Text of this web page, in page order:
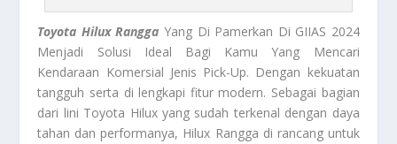
Toyota Hilux Rangga Yang Di Pamerkan Di GIIAS 2024
Menjadi Solusi Ideal Bagi Kamu Yang Mencari
Kendaraan Komersial Jenis Pick-Up. Dengan kekuatan
tangguh serta di lengkapi fitur modern. Sebagai bagian
dari lini Toyota Hilux yang sudah terkenal dengan daya
tahan dan performanya, Hilux Rangga di rancang untuk